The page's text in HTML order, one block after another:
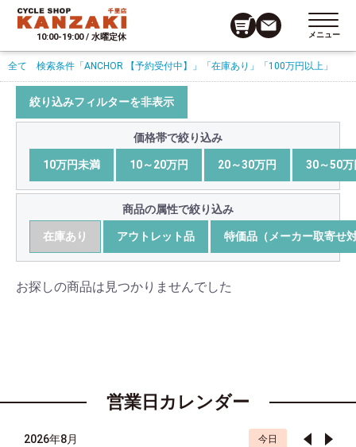
10:00-19:00 / 水曜定休 メニュー
全て 検索条件 「ANCHOR 【予約受付中】」 「在庫あり」 「100万円以上」
絞り込みフィルターを非表示
価格帯で絞り込み
10万円未満 10～20万円 20～30万円 30～50万
商品の属性で絞り込み
在庫あり アウトレット品 特価品（メーカー取寄せ
お探しの商品は見つかりませんでした
営業日カレンダー
2026年8月 今日